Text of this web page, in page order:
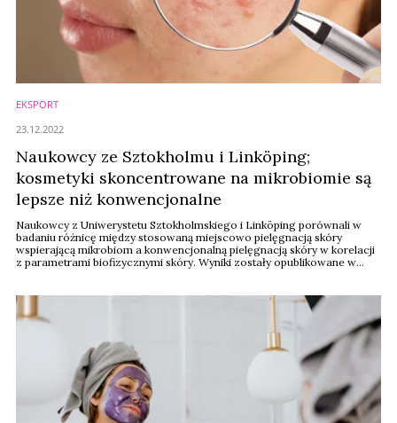
EKSPORT
Naukowcy ze Sztokholmu i Linköping;
kosmetyki skoncentrowane na mikrobiomie są
lepsze niż konwencjonalne
Naukowcy z Uniwerystetu Sztokholmskiego i Linköping porównali w
badaniu różnicę między stosowaną miejscowo pielęgnacją skóry
wspierającą mikrobiom a konwencjonalną pielęgnacją skóry w korelacji
z parametrami biofizycznymi skóry. Wyniki zostały opublikowane w
23.12.2022